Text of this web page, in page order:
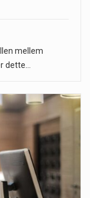
mellem
dette…